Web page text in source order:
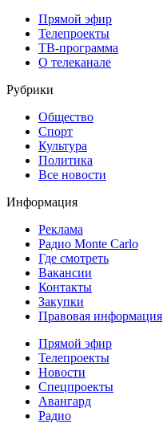
Прямой эфир
Телепроекты
ТВ-программа
О телеканале
Рубрики
Общество
Спорт
Культура
Политика
Все новости
Информация
Реклама
Радио Monte Carlo
Где смотреть
Вакансии
Контакты
Закупки
Правовая информация
Прямой эфир
Телепроекты
Новости
Спецпроекты
Авангард
Радио